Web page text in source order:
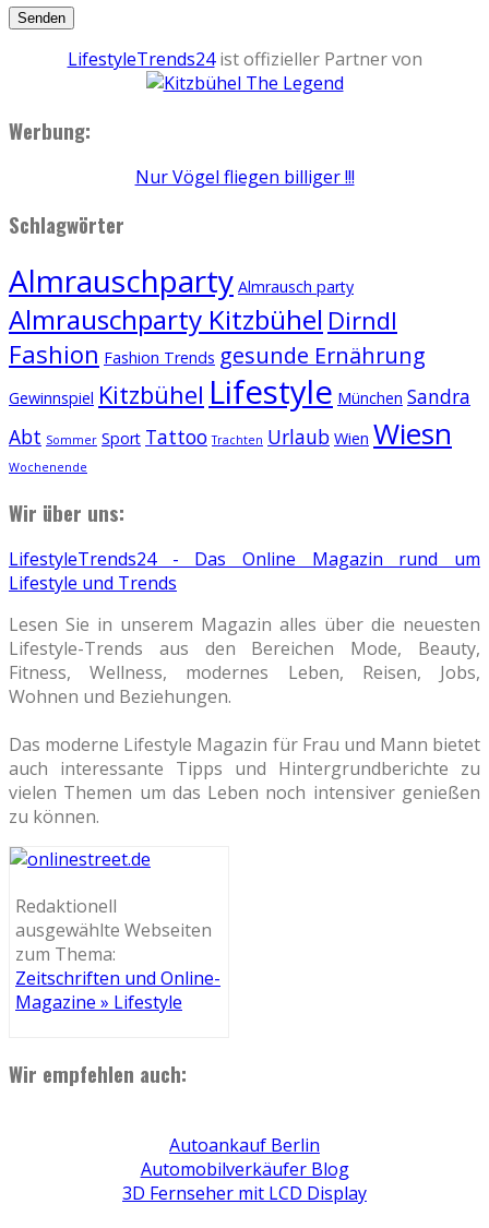
LifestyleTrends24ist offizieller Partner von
Werbung:
Nur Vögel fliegen billiger !!!
Schlagwörter
Almrauschparty Almrausch party
Almrauschparty Kitzbühel Dirndl
Fashion Fashion Trends gesunde Ernährung
Gewinnspiel Kitzbühel Lifestyle München Sandra
Abt Sommer Sport Tattoo Trachten Urlaub Wien Wiesn
Wochenende
Wir über uns:
LifestyleTrends24 - Das Online Magazin rund um
Lifestyle und Trends
Lesen Sie in unserem Magazin alles über die neuesten
Lifestyle-Trends aus den Bereichen Mode, Beauty,
Fitness, Wellness, modernes Leben, Reisen, Jobs,
Wohnen und Beziehungen.
Das moderne Lifestyle Magazin für Frau und Mann bietet
auch interessante Tipps und Hintergrundberichte zu
vielen Themen um das Leben noch intensiver genießen
zu können.
Redaktionell
ausgewählte Webseiten
zum Thema:
Zeitschriften und Online-
Magazine » Lifestyle
Wir empfehlen auch:
Autoankauf Berlin
Automobilverkäufer Blog
3D Fernseher mit LCD Display